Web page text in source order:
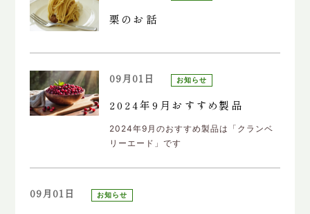
栗のお話
09月01日 お知らせ
2024年9月おすすめ製品
2024年9月のおすすめ製品は「クランベ
リーエード」です
09月01日 お知らせ